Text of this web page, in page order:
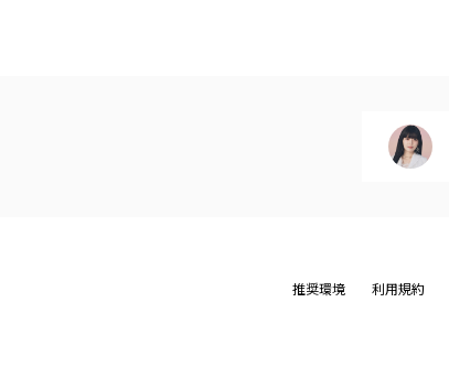
推奨環境 利用規約